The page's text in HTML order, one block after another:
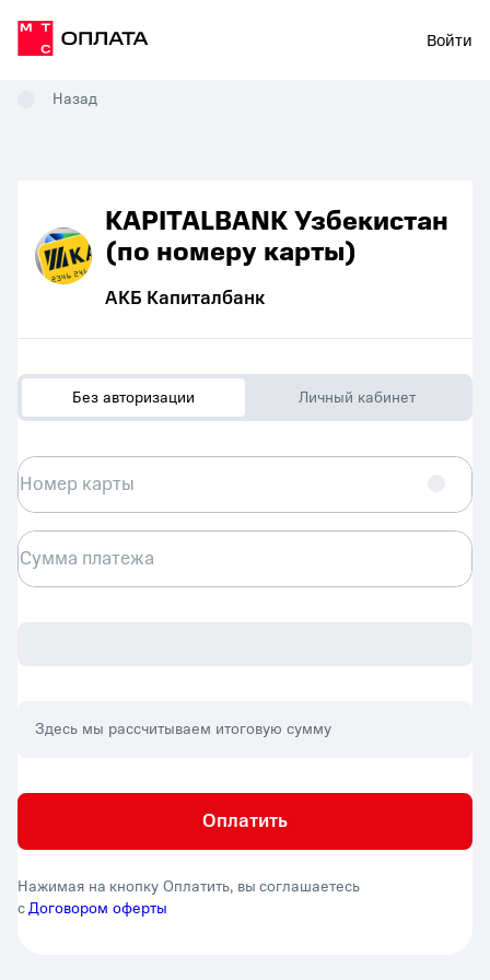
Войти
Назад
KAPITALBANK Узбекистан
(по номеру карты)
АКБ Капиталбанк
Без авторизации Личный кабинет
Номер карты
Сумма платежа
Здесь мы рассчитываем итоговую сумму
Нажимая на кнопку Оплатить, вы соглашаетесь
сДоговором оферты
Оплатить